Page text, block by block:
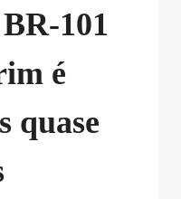
101
é
quase